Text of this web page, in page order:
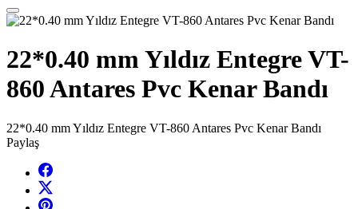
22*0.40 mm Yıldız Entegre VT-
860 Antares Pvc Kenar Bandı
22*0.40 mm Yıldız Entegre VT-860 Antares Pvc Kenar Bandı
Paylaş